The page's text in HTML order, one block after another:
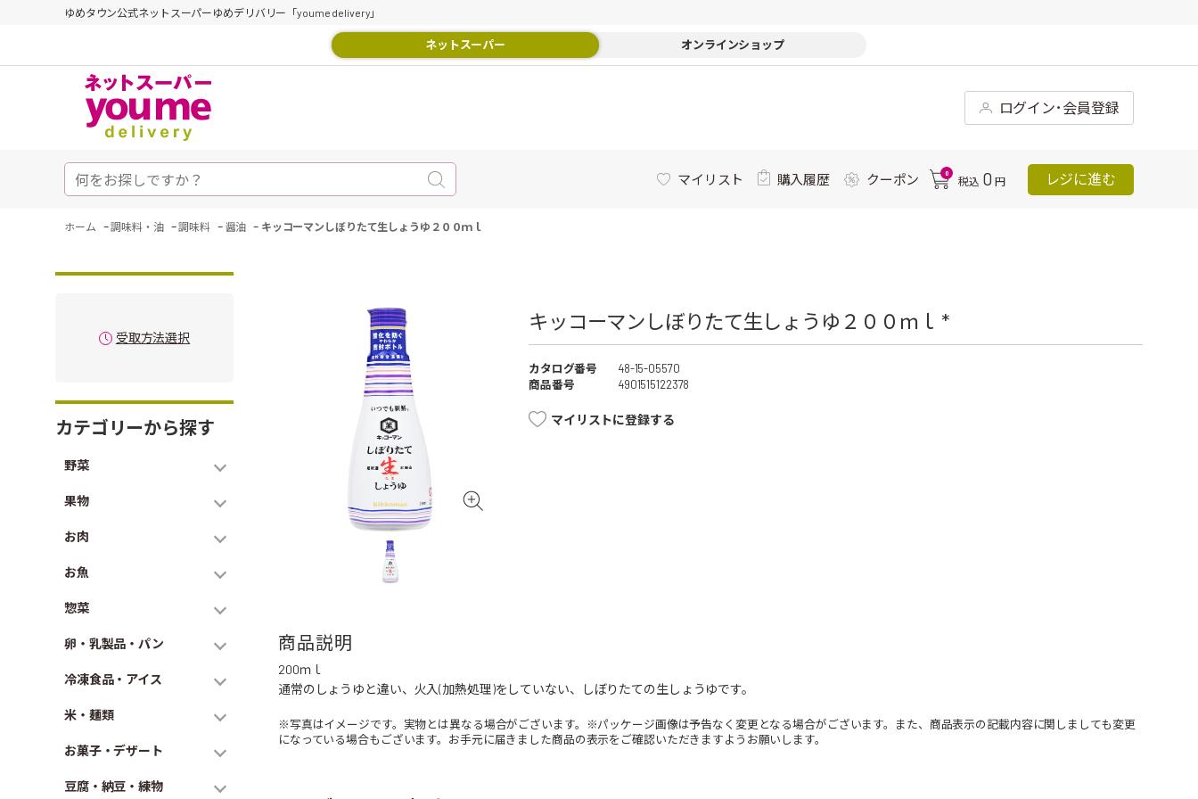
ゆめタウン公式ネットスーパーゆめデリバリー「youme delivery」
ネットスーパー オンラインショップ
ログイン･会員登録
マイリスト 購入履歴 クーポン 0
税込 0 円 レジに進む
ホーム -調味料・油 -調味料 - 醤油 - キッコーマンしぼりたて生しょうゆ２００ｍｌ
受取方法選択
カテゴリーから探す
野菜
果物
お肉
お魚
惣菜
卵・乳製品・パン
冷凍食品・アイス
米・麺類
お菓子・デザート
豆腐・納豆・練物
キッコーマンしぼりたて生しょうゆ２００ｍｌ *
カタログ番号
48-15-05570
商品番号
4901515122378
マイリストに登録する
商品説明
200ｍｌ
通常のしょうゆと違い、火入(加熱処理)をしていない、しぼりたての生しょうゆです。
※写真はイメージです。実物とは異なる場合がございます。※パッケージ画像は予告なく変更となる場合がございます。また、商品表示の記載内容に関しましても変更
になっている場合もございます。お手元に届きました商品の表示をご確認いただきますようお願いします。